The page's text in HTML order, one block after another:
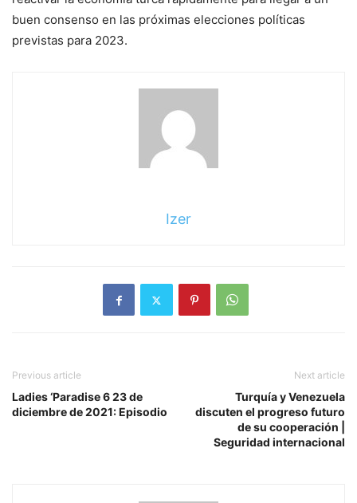
buen consenso en las próximas elecciones políticas
previstas para 2023.
Izer
Previous article
Ladies ‘Paradise 6 23 de
diciembre de 2021: Episodio
Next article
Turquía y Venezuela
discuten el progreso futuro
de su cooperación |
Seguridad internacional